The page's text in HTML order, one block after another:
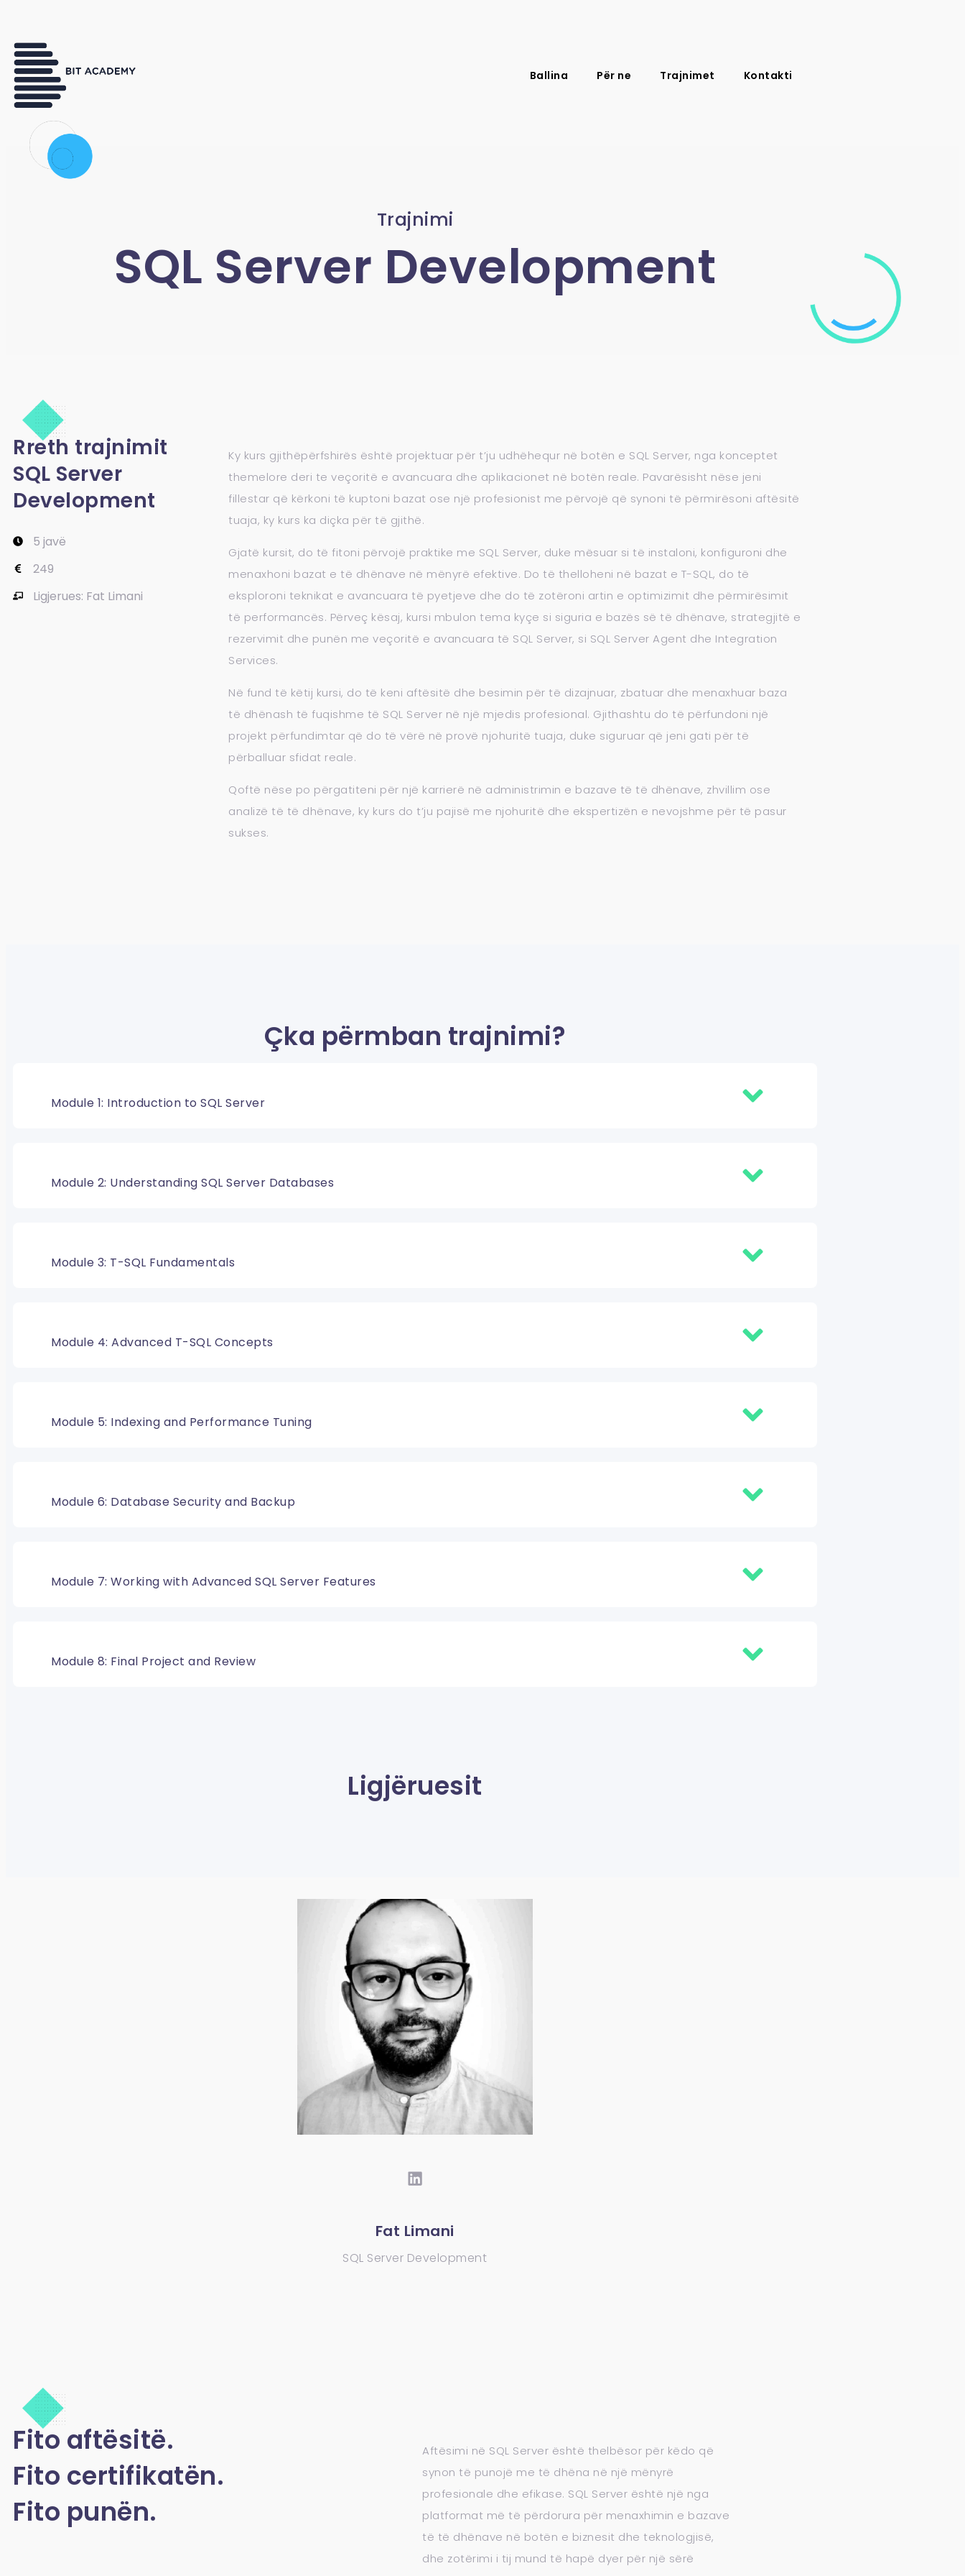
Ballina Për ne Trajnimet Kontakti
Trajnimi
SQL Server Development
Rreth trajnimit
SQL Server
Development
5 javë
249
Ligjerues: Fat Limani
Ky kurs gjithëpërfshirës është projektuar për t’ju udhëhequr në botën e SQL Server, nga konceptet
themelore deri te veçoritë e avancuara dhe aplikacionet në botën reale. Pavarësisht nëse jeni
fillestar që kërkoni të kuptoni bazat ose një profesionist me përvojë që synoni të përmirësoni aftësitë
tuaja, ky kurs ka diçka për të gjithë.
Gjatë kursit, do të fitoni përvojë praktike me SQL Server, duke mësuar si të instaloni, konfiguroni dhe
menaxhoni bazat e të dhënave në mënyrë efektive. Do të thelloheni në bazat e T-SQL, do të
eksploroni teknikat e avancuara të pyetjeve dhe do të zotëroni artin e optimizimit dhe përmirësimit
të performancës. Përveç kësaj, kursi mbulon tema kyçe si siguria e bazës së të dhënave, strategjitë e
rezervimit dhe punën me veçoritë e avancuara të SQL Server, si SQL Server Agent dhe Integration
Services.
Në fund të këtij kursi, do të keni aftësitë dhe besimin për të dizajnuar, zbatuar dhe menaxhuar baza
të dhënash të fuqishme të SQL Server në një mjedis profesional. Gjithashtu do të përfundoni një
projekt përfundimtar që do të vërë në provë njohuritë tuaja, duke siguruar që jeni gati për të
përballuar sfidat reale.
Qoftë nëse po përgatiteni për një karrierë në administrimin e bazave të të dhënave, zhvillim ose
analizë të të dhënave, ky kurs do t’ju pajisë me njohuritë dhe ekspertizën e nevojshme për të pasur
sukses.
Çka përmban trajnimi?
Module 1: Introduction to SQL Server
Module 2: Understanding SQL Server Databases
Module 3: T-SQL Fundamentals
Module 4: Advanced T-SQL Concepts
Module 5: Indexing and Performance Tuning
Module 6: Database Security and Backup
Module 7: Working with Advanced SQL Server Features
Module 8: Final Project and Review
Ligjëruesit
Fat Limani
SQL Server Development​
Fito aftësitë.
Fito certifikatën.
Fito punën.
Aftësimi në SQL Server është thelbësor për këdo që
synon të punojë me të dhëna në një mënyrë
profesionale dhe efikase. SQL Server është një nga
platformat më të përdorura për menaxhimin e bazave
të të dhënave në botën e biznesit dhe teknologjisë,
dhe zotërimi i tij mund të hapë dyer për një sërë